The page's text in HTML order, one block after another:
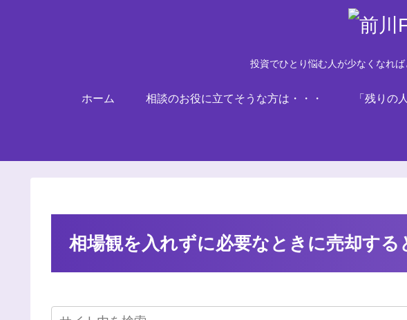
投資でひとり悩む人が少なくなれ
ホーム 相談のお役に立てそうな方は・・・ 「残りの
相場観を入れずに必要なときに売却する